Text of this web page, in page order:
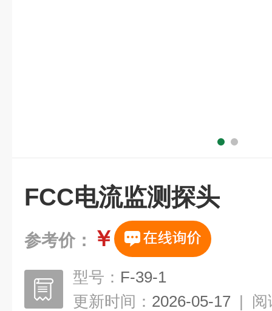
FCC电流监测探头
参考价： ￥
型号： F-39-1
更新时间： 2026-05-17 | 阅